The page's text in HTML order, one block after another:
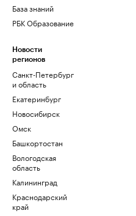
База знаний
РБК Образование
Новости
регионов
Санкт-Петербург
и область
Екатеринбург
Новосибирск
Омск
Башкортостан
Вологодская
область
Калининград
Краснодарский
край